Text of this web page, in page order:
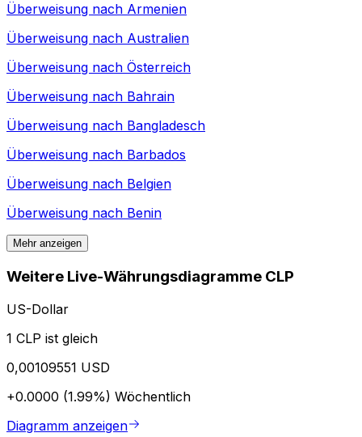
Überweisung nach Armenien
Überweisung nach Australien
Überweisung nach Österreich
Überweisung nach Bahrain
Überweisung nach Bangladesch
Überweisung nach Barbados
Überweisung nach Belgien
Überweisung nach Benin
Mehr anzeigen
Weitere Live-Währungsdiagramme CLP
US-Dollar
1 CLP ist gleich
0,00109551 USD
+0.0000 (1.99%) Wöchentlich
Diagramm anzeigen